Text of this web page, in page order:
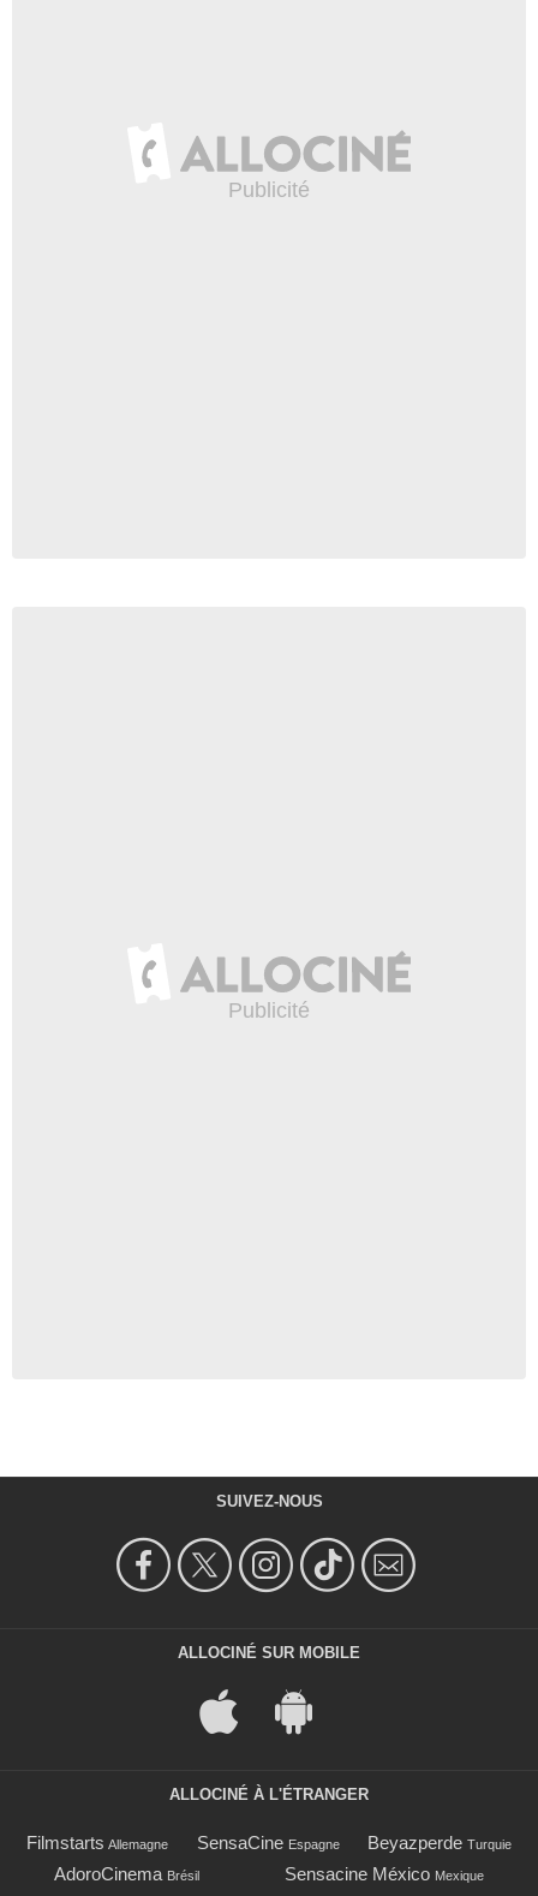
SUIVEZ-NOUS
ALLOCINÉ SUR MOBILE
ALLOCINÉ À L'ÉTRANGER
Filmstarts Allemagne SensaCine Espagne Beyazperde Turquie
AdoroCinema Brésil Sensacine México Mexique